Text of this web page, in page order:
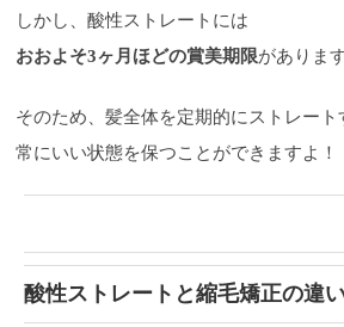
しかし、酸性ストレートには
おおよそ3ヶ月ほどの賞美期限があります
そのため、髪全体を定期的にストレート
常にいい状態を保つことができますよ！
酸性ストレートと縮毛矯正の違